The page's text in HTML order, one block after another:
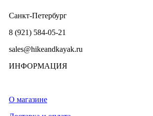
Санкт-Петербург
8 (921) 584-05-21
sales@hikeandkayak.ru
ИНФОРМАЦИЯ
О магазине